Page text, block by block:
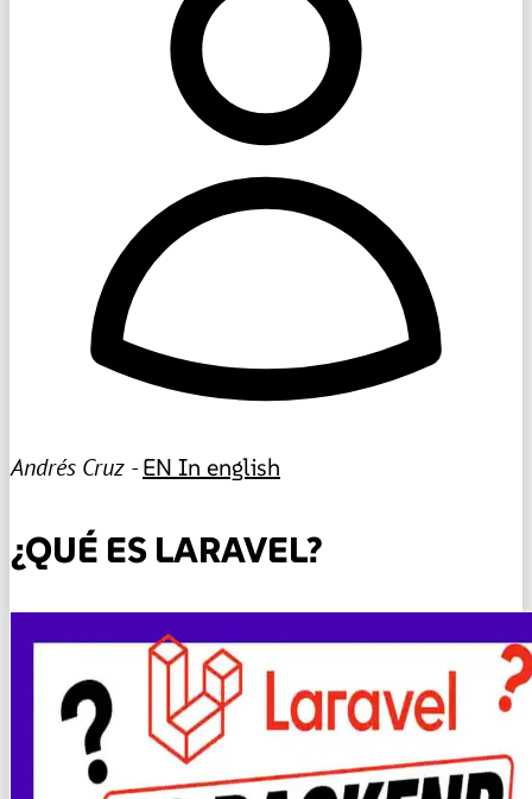
Andrés Cruz -EN In english
¿QUÉ ES LARAVEL?